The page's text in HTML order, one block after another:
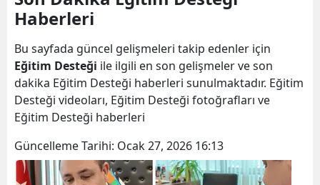
Bingöl
Bitlis
Bolu
Bursa
Haberleri
Bu sayfada güncel gelişmeleri takip edenler için
Eğitim Desteği ile ilgili en son gelişmeler ve son
dakika Eğitim Desteği haberleri sunulmaktadır. Eğitim
Desteği videoları, Eğitim Desteği fotoğrafları ve
Eğitim Desteği haberleri
Güncelleme Tarihi: Ocak 27, 2026 16:13